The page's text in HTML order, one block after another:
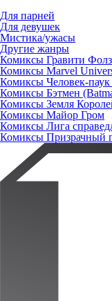
Для парней
Для девушек
Мистика/ужасы
Другие жанры
Комиксы Гравити
Комиксы Marvel
Комиксы Человек-
Комиксы Бэтмен
Комиксы Земля
Комиксы Майор Гром
Комиксы Лига
Комиксы Призрачный